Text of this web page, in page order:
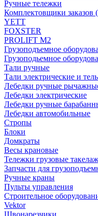
Ручные тележки
Комплектовщики
YETT
FOXSTER
PROLIFT M2
Грузоподъемное
Грузоподьемное
Тали ручные
Тали электрические и
Лебедки ручные
Лебедки электрические
Лебедки ручные
Лебедки автомобильные
Стропы
Блоки
Домкраты
Весы крановые
Тележки грузовые
Запчасти для
Ручные краны
Пульты управления
Строительное
Vektor
Швонарезчики